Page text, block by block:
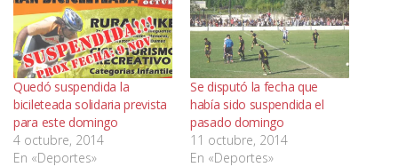
Quedó suspendida la
bicileteada solidaria prevista
para este domingo
4 octubre, 2014
En «Deportes»
Se disputó la fecha que
había sido suspendida el
pasado domingo
11 octubre, 2014
En «Deportes»